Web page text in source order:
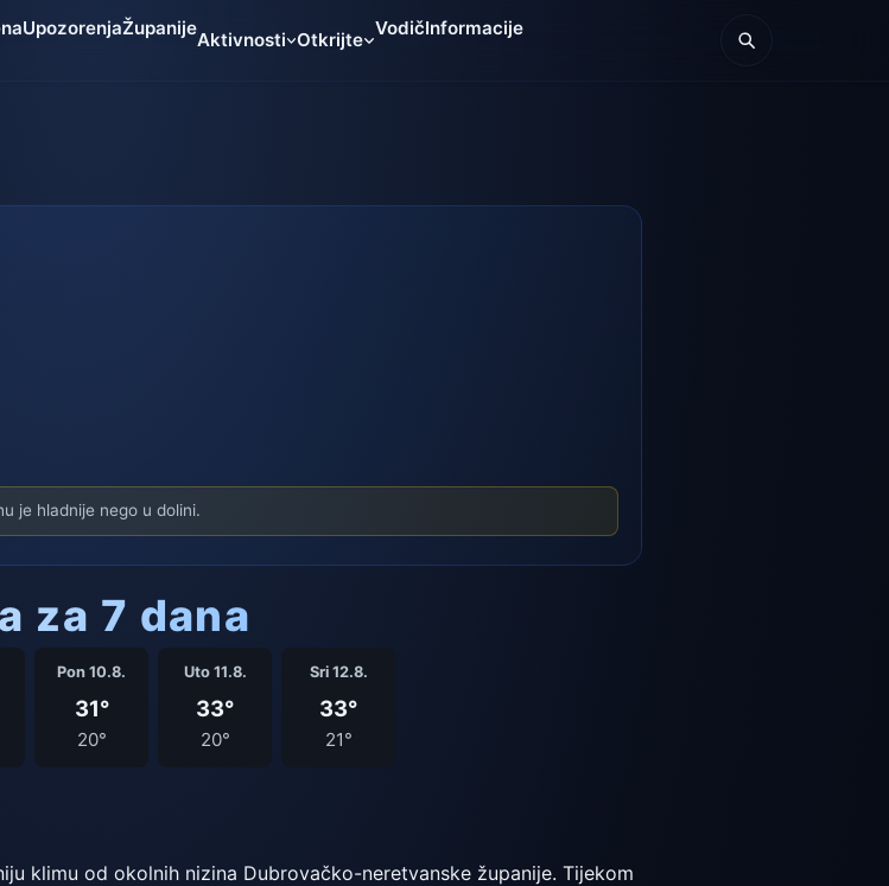
UpozorenjaŽupanije
Aktivnosti Otkrijte
VodičInformacije
je hladnije nego u dolini.
za 7 dana
Pon 10.8.
31°
20°
Uto 11.8.
33°
20°
Sri 12.8.
33°
21°
klimu od okolnih nizina Dubrovačko-neretvanske županije. Tijekom